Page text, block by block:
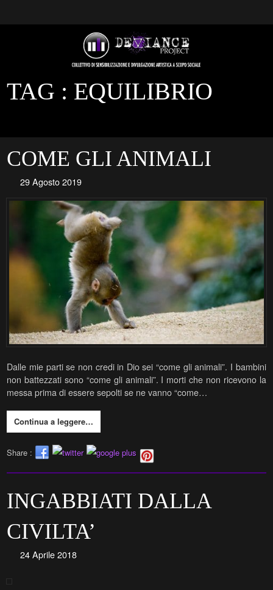
TAG : EQUILIBRIO
COME GLI ANIMALI
29 Agosto 2019
Dalle mie parti se non credi in Dio sei “come gli animali”. I bambini
non battezzati sono “come gli animali”. I morti che non ricevono la
messa prima di essere sepolti se ne vanno “come…
Continua a leggere…
Share :
INGABBIATI DALLA
CIVILTA’
24 Aprile 2018